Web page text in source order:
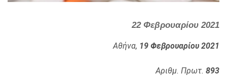
22 Φεβρουαρίου 2021
Αθήνα, 19 Φεβρουαρίου 2021
Αριθμ. Πρωτ. 893